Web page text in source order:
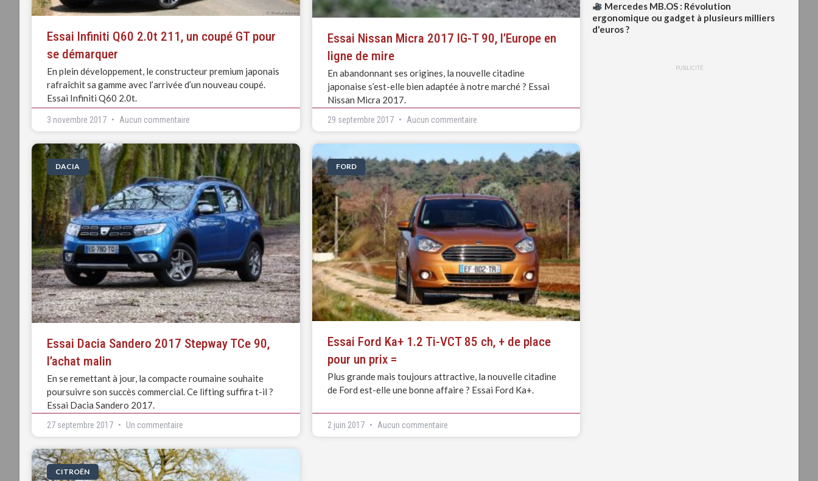
Essai Infiniti Q60 2.0t 211, un coupé GT pour
se démarquer
En plein développement, le constructeur premium japonais
rafraîchit sa gamme avec l’arrivée d’un nouveau coupé.
Essai Infiniti Q60 2.0t.
3 novembre 2017 Aucun commentaire
Essai Nissan Micra 2017 IG-T 90, l’Europe en
ligne de mire
En abandonnant ses origines, la nouvelle citadine
japonaise s’est-elle bien adaptée à notre marché ? Essai
Nissan Micra 2017.
29 septembre 2017 Aucun commentaire
DACIA
Essai Dacia Sandero 2017 Stepway TCe 90,
l’achat malin
En se remettant à jour, la compacte roumaine souhaite
poursuivre son succès commercial. Ce lifting suffira t-il ?
Essai Dacia Sandero 2017.
27 septembre 2017 Un commentaire
FORD
Essai Ford Ka+ 1.2 Ti-VCT 85 ch, + de place
pour un prix =
Plus grande mais toujours attractive, la nouvelle citadine
de Ford est-elle une bonne affaire ? Essai Ford Ka+.
2 juin 2017 Aucun commentaire
CITROËN
Mercedes MB.OS : Révolution
ergonomique ou gadget à plusieurs milliers
d'euros ?
PUBLICITÉ